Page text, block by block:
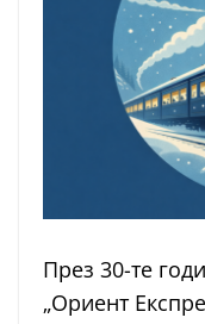
През 30-те
„Ориент